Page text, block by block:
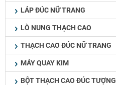
LÁP ĐÚC NỮ TRANG
LÒ NUNG THẠCH CAO
THẠCH CAO ĐÚC NỮ TRANG
MÁY QUAY KIM
BỘT THẠCH CAO ĐÚC TƯỢNG